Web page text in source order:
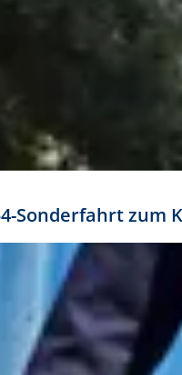
Sonderfahrt